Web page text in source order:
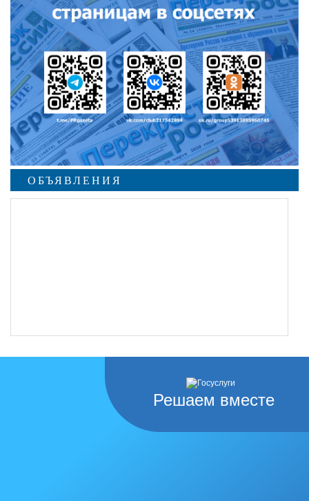
ОБЪЯВЛЕНИЯ
Решаем вместе